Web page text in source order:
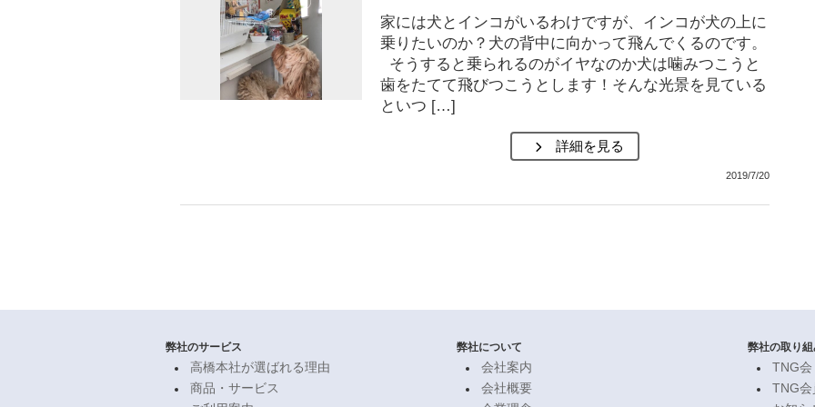
家には犬とインコがいるわけですが、インコが犬の上に
乗りたいのか？犬の背中に向かって飛んでくるのです。
そうすると乗られるのがイヤなのか犬は噛みつこうと
歯をたてて飛びつこうとします！そんな光景を見ている
といつ […]
詳細を見る
2019/7/20
弊社のサービス
高橋本社が選ばれる理由
商品・サービス
弊社について
会社案内
会社概要
弊社の取り
TNG会
TNG会